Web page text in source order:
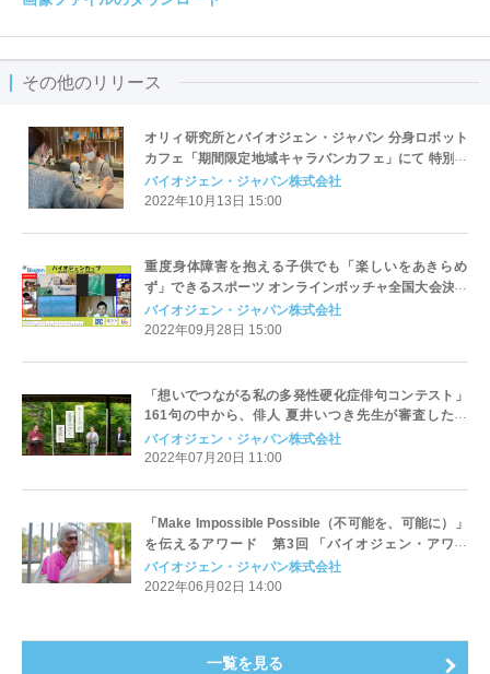
その他のリリース
オリィ研究所とバイオジェン・ジャパン 分身ロボット
カフェ「期間限定地域キャラバンカフェ」にて 特別支
援学校生徒向けの遠隔就労体験プログラムを実施 ～重
度肢体障がいをもつ子供たちのキャリア教育に一石～
バイオジェン・ジャパン株式会社
2022年10月13日 15:00
重度身体障害を抱える子供でも「楽しいをあきらめ
ず」できるスポーツ オンラインボッチャ全国大会決勝
トーナメント開催 10月1日(土) 12:00 - 15:30
(YouTube配信も実施)
バイオジェン・ジャパン株式会社
2022年09月28日 15:00
「想いでつながる私の多発性硬化症俳句コンテスト」
161句の中から、俳人 夏井いつき先生が審査した特
選・秀逸10作品・佳作11作品を多発性硬化症サポート
ナビにて公開
バイオジェン・ジャパン株式会社
2022年07月20日 11:00
「Make Impossible Possible（不可能を、可能に）」
を伝えるアワード 第3回 「バイオジェン・アワー
ド」 96歳で学校に通い始めた女性を描いた『素足の
女王』に決定！
バイオジェン・ジャパン株式会社
2022年06月02日 14:00
一覧を見る